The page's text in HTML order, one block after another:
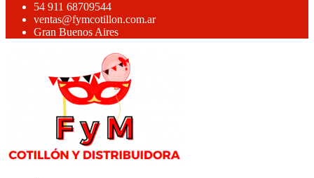
54 911 68709544
ventas@fymcotillon.com.ar
Gran Buenos Aires